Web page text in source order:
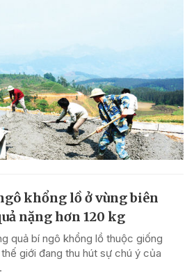
khổng lồ ở vùng biên
nặng hơn 120 kg
quả bí ngô khổng lồ thuộc giống
giới đang thu hút sự chú ý của